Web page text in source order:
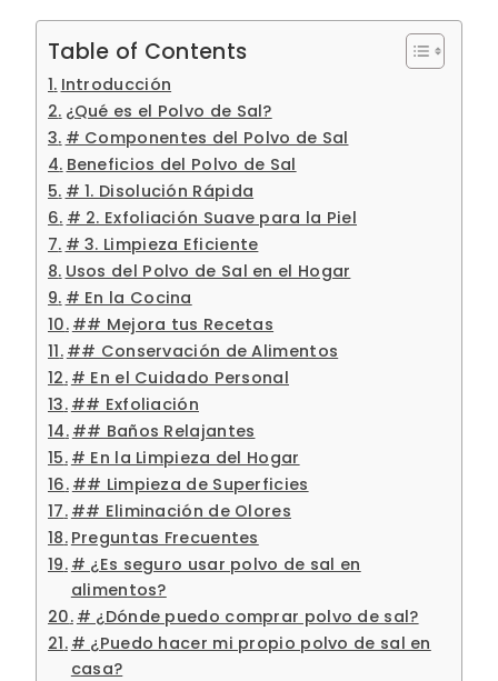
Table of Contents
Introducción
¿Qué es el Polvo de Sal?
# Componentes del Polvo de Sal
Beneficios del Polvo de Sal
# 1. Disolución Rápida
# 2. Exfoliación Suave para la Piel
# 3. Limpieza Eficiente
Usos del Polvo de Sal en el Hogar
# En la Cocina
## Mejora tus Recetas
## Conservación de Alimentos
# En el Cuidado Personal
## Exfoliación
## Baños Relajantes
# En la Limpieza del Hogar
## Limpieza de Superficies
## Eliminación de Olores
Preguntas Frecuentes
# ¿Es seguro usar polvo de sal en
alimentos?
# ¿Dónde puedo comprar polvo de sal?
# ¿Puedo hacer mi propio polvo de sal en
casa?